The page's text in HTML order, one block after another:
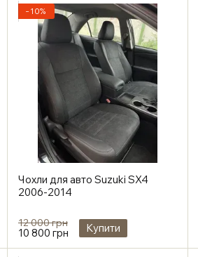
−10%
Чохли для авто Suzuki SX4
2006-2014
12 000 грн
10 800 грн Купити